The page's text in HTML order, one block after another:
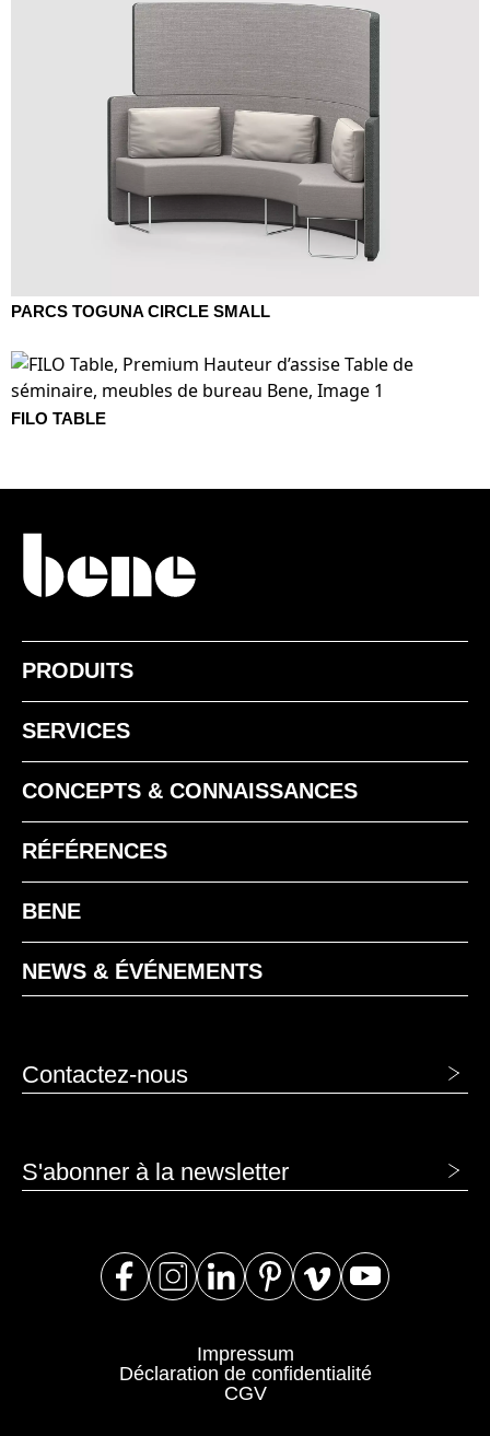
PARCS TOGUNA CIRCLE SMALL
FILO TABLE
PRODUITS
SERVICES
CONCEPTS & CONNAISSANCES
RÉFÉRENCES
BENE
NEWS & ÉVÉNEMENTS
Contactez-nous
S'abonner à la newsletter
Impressum
Déclaration de confidentialité
CGV